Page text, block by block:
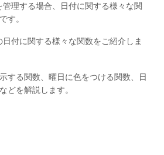
理する場合、日付に関する様々な関
す。
付に関する様々な関数をご紹介しま
する関数、曜日に色をつける関数、日
どを解説します。